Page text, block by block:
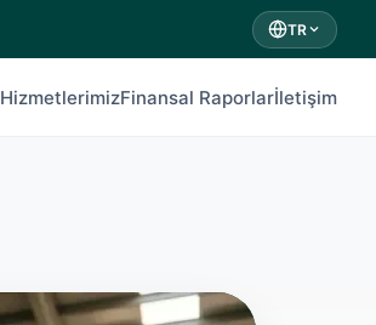
TR
HizmetlerimizFinansal Raporlarİletişim